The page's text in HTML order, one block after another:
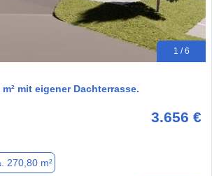
1 / 6
mit eigener Dachterrasse.
3.656 €
270,80 m²